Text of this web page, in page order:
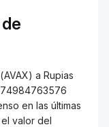
a Rupias
en las últimas
valor del